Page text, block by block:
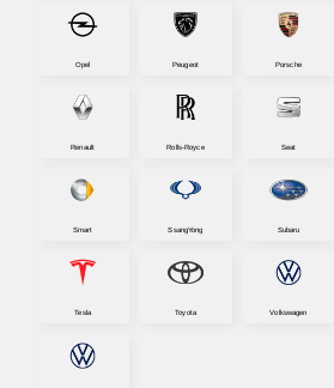
Opel Peugeot Porsche
Renault Rolls-Royce Seat
Smart SsangYong Subaru
Tesla Toyota Volkswagen